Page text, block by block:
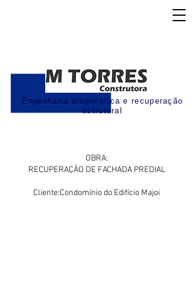
Engenharia diagnóstica e recuperação
estrutural
OBRA:
RECUPERAÇÃO DE FACHADA PREDIAL
Cliente:Condomínio do Edifício Majoi